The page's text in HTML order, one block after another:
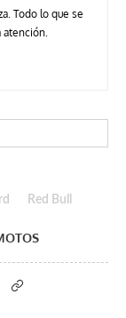
Todo lo que se
atención.
Red Bull